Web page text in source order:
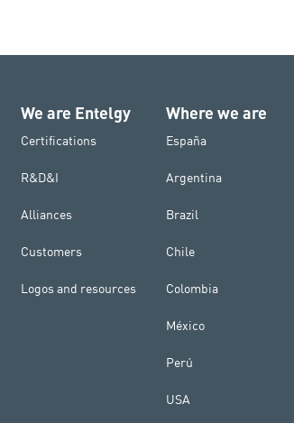
We are Entelgy
Certifications
R&D&I
Alliances
Customers
Logos and resources
Where we are
España
Argentina
Brazil
Chile
Colombia
México
Perú
USA